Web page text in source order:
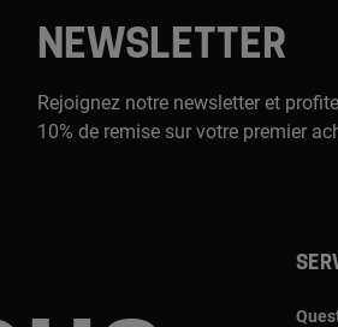
NEWSLETTER
Rejoignez notre newsletter et
10% de remise sur votre premier